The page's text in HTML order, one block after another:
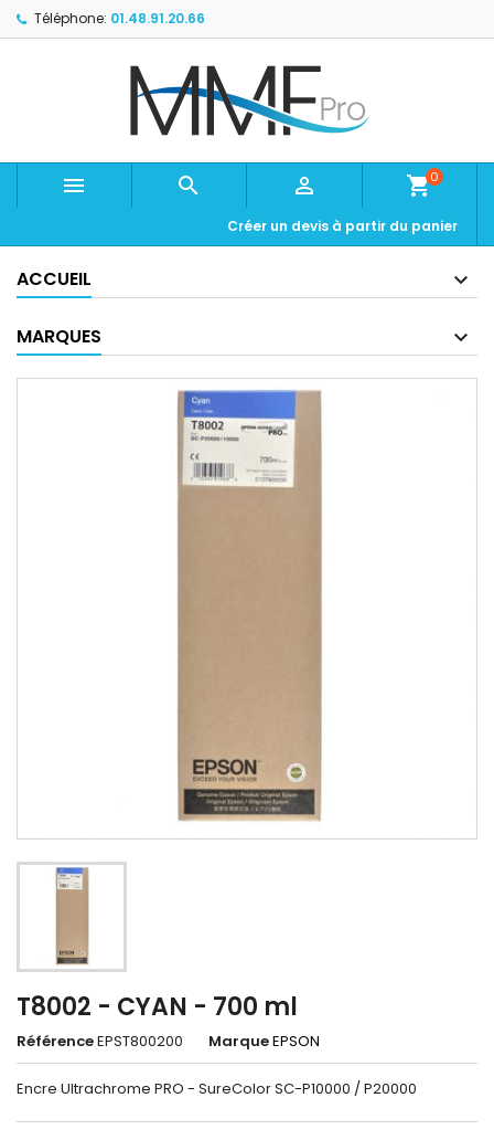
Téléphone: 01.48.91.20.66
   shopping_cart0
Créer un devis à partir du panier
ACCUEIL
MARQUES
T8002 - CYAN - 700 ml
RéférenceEPST800200 MarqueEPSON
Encre Ultrachrome PRO - SureColor SC-P10000 / P20000